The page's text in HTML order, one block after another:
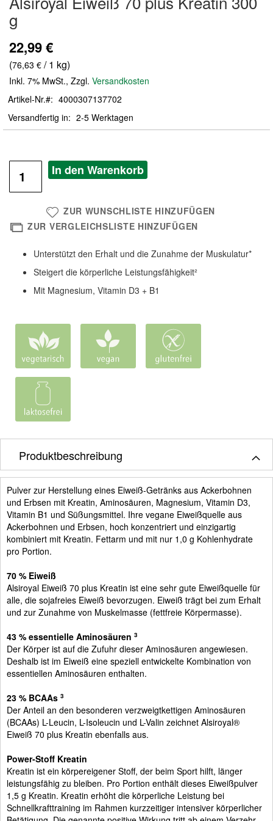
der
Bildergalerie
g
22,99 €
(76,63 € / 1 kg)
Inkl. 7% MwSt., Zzgl. Versandkosten
Artikel-Nr.
4000307137702
Versandfertig in
2-5 Werktagen
In den Warenkorb
ZUR WUNSCHLISTE HINZUFÜGEN
ZUR VERGLEICHSLISTE HINZUFÜGEN
Unterstützt den Erhalt und die Zunahme der Muskulatur*
Steigert die körperliche Leistungsfähigkeit²
Mit Magnesium, Vitamin D3 + B1
Produktbeschreibung
Pulver zur Herstellung eines Eiweiß-Getränks aus Ackerbohnen
und Erbsen mit Kreatin, Aminosäuren, Magnesium, Vitamin D3,
Vitamin B1 und Süßungsmittel. Ihre vegane Eiweißquelle aus
Ackerbohnen und Erbsen, hoch konzentriert und einzigartig
kombiniert mit Kreatin. Fettarm und mit nur 1,0 g Kohlenhydrate
pro Portion.
70 % Eiweiß
Alsiroyal Eiweiß 70 plus Kreatin ist eine sehr gute Eiweißquelle für
alle, die sojafreies Eiweiß bevorzugen. Eiweiß trägt bei zum Erhalt
und zur Zunahme von Muskelmasse (fettfreie Körpermasse).
43 % essentielle Aminosäuren 3
Der Körper ist auf die Zufuhr dieser Aminosäuren angewiesen.
Deshalb ist im Eiweiß eine speziell entwickelte Kombination von
essentiellen Aminosäuren enthalten.
23 % BCAAs 3
Der Anteil an den besonderen verzweigtkettigen Aminosäuren
(BCAAs) L-Leucin, L-Isoleucin und L-Valin zeichnet Alsiroyal®
Eiweiß 70 plus Kreatin ebenfalls aus.
Power-Stoff Kreatin
Kreatin ist ein körpereigener Stoff, der beim Sport hilft, länger
leistungsfähig zu bleiben. Pro Portion enthält dieses Eiweißpulver
1,5 g Kreatin. Kreatin erhöht die körperliche Leistung bei
Schnellkrafttraining im Rahmen kurzzeitiger intensiver körperlicher